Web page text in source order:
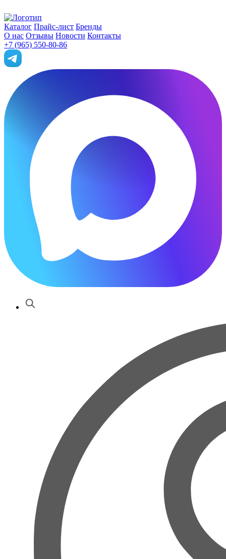
Каталог Прайс-лист Бренды
О нас Отзывы Новости Контакты
+7 (965) 550-80-86